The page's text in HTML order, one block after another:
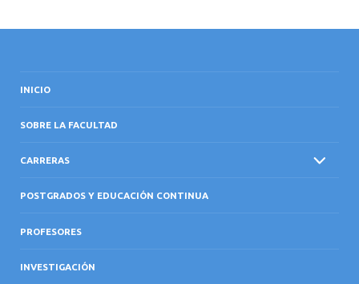
INICIO
SOBRE LA FACULTAD
CARRERAS
POSTGRADOS Y EDUCACIÓN CONTINUA
PROFESORES
INVESTIGACIÓN